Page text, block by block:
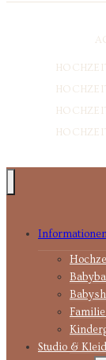
Studio &